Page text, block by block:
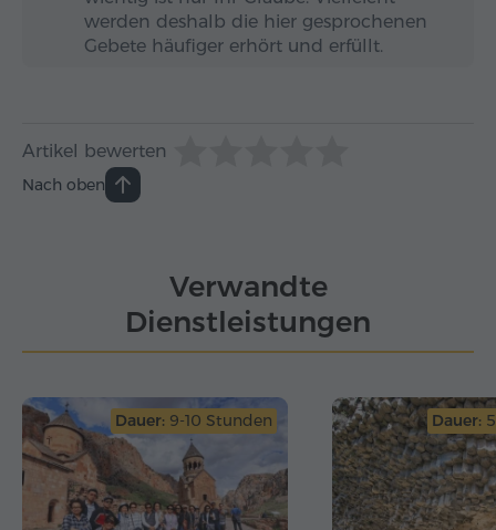
werden deshalb die hier gesprochenen
Gebete häufiger erhört und erfüllt.
Nach oben
Artikel bewerten
Verwandte
Dienstleistungen
Dauer: 9-10 Stunden Dauer: